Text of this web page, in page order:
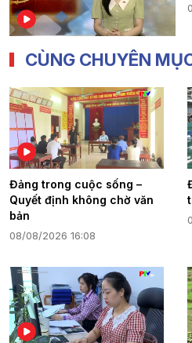
CÙNG CHUYÊN
Đảng trong cuộc sống –
Quyết định không chờ văn
bản
08/08/2026 16:08